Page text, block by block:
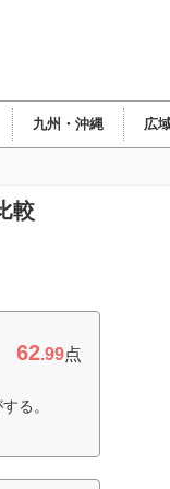
九州・沖縄 広
較
62.99点
る。